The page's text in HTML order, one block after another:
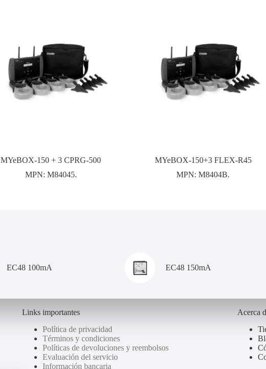
MYeBOX-150 + 3 CPRG-500
MPN: M84045.
MYeBOX-150+3 FLEX-R45
MPN:M8404B.
EC48 100mA EC48 150mA
Links importantes
Política de privacidad
Términos y condiciones
Políticas de devoluciones y reembolsos
Evaluación del servicio
Información bancaria
Acerca